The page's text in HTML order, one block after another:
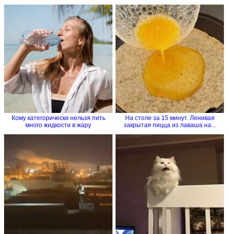
Кому категорически нельзя пить
много жидкости в жару
На столе за 15 минут. Ленивая
закрытая пицца из лаваша на...